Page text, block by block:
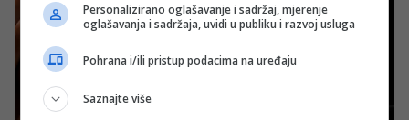
Personalizirano oglašavanje i sadržaj, mjerenje
oglašavanja i sadržaja, uvidi u publiku i razvoj usluga
Pohrana i/ili pristup podacima na uređaju
Saznajte više